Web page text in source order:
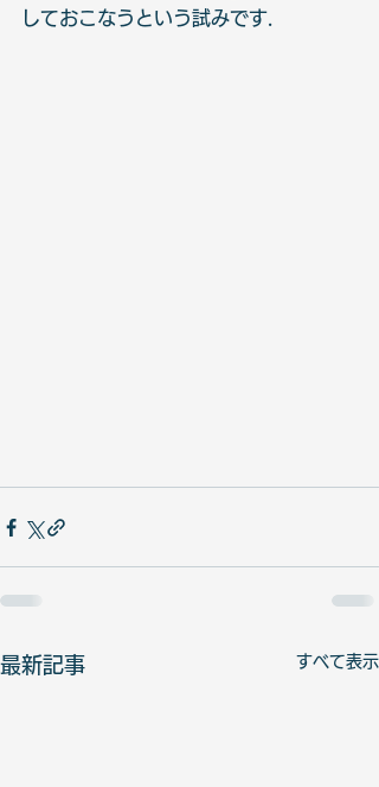
しておこなうという試みです.
最新記事 すべて表示